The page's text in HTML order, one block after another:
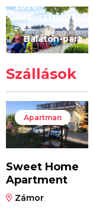
2026.
augusztus 22
– 23.
Balaton-part
Szállások
Apartman
Sweet Home
Apartment
Zámor